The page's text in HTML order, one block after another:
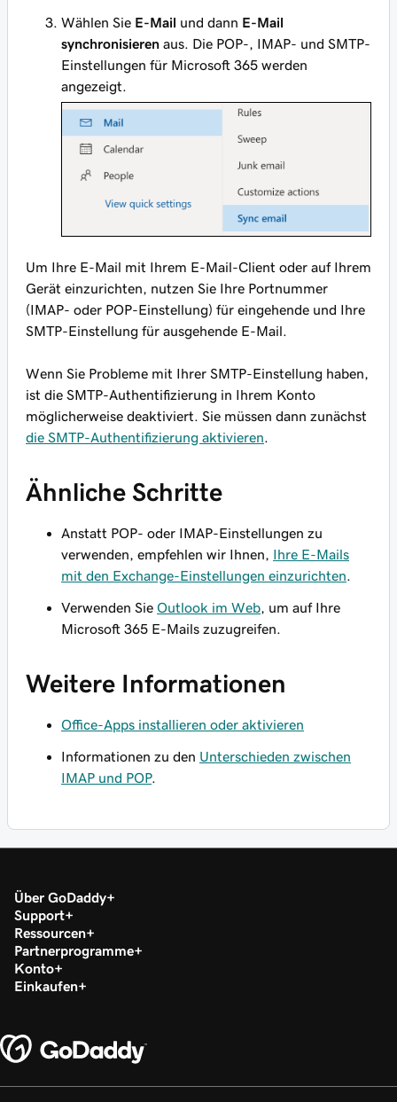
Wählen Sie E-Mail und dann E-Mail
synchronisieren aus. Die POP-, IMAP- und SMTP-
Einstellungen für Microsoft 365 werden
angezeigt.
Um Ihre E-Mail mit Ihrem E-Mail-Client oder auf Ihrem
Gerät einzurichten, nutzen Sie Ihre Portnummer
(IMAP- oder POP-Einstellung) für eingehende und Ihre
SMTP-Einstellung für ausgehende E-Mail.
Wenn Sie Probleme mit Ihrer SMTP-Einstellung haben,
ist die SMTP-Authentifizierung in Ihrem Konto
möglicherweise deaktiviert. Sie müssen dann zunächst
die SMTP-Authentifizierung aktivieren
Ähnliche Schritte
Anstatt POP- oder IMAP-Einstellungen zu
verwenden, empfehlen wir Ihnen, Ihre E-Mails
mit den Exchange-Einstellungen einzurichten
Verwenden Sie Outlook im Web , um auf Ihre
Microsoft 365 E-Mails zuzugreifen.
Weitere Informationen
Office-Apps installieren oder aktivieren
Informationen zu den Unterschieden zwischen
IMAP und POP.
Über GoDaddy
Support
Ressourcen
Partnerprogramme
Konto
Einkaufen